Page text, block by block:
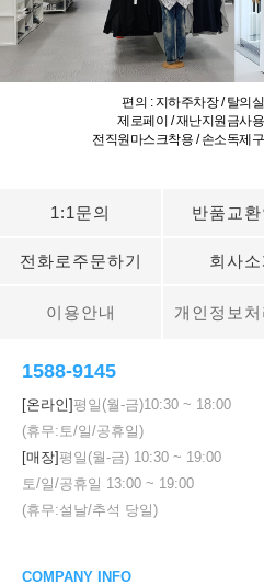
편의 : 지하주차장 / 탈의
제로페이 / 재난지원금사
전직원마스크착용 / 손소독제
1:1문의 반품교환
전화로주문하기 회사소
이용안내 개인정보
1588-9145
[온라인]평일(월-금)10:30 ~ 18:00
(휴무:토/일/공휴일)
[매장]평일(월-금) 10:30 ~ 19:00
토/일/공휴일 13:00 ~ 19:00
(휴무:설날/추석 당일)
COMPANY INFO